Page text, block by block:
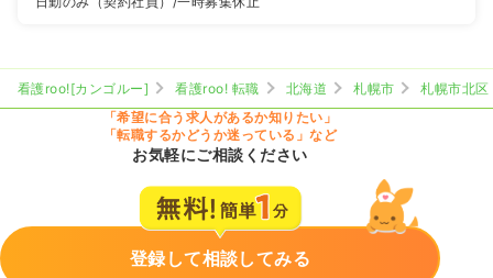
看護roo![カンゴルー] 看護roo! 転職 北海道 札幌市
札幌市北区
「希望に合う求人があるか知りたい」
「転職するかどうか迷っている」など
お気軽にご相談ください
登録して相談してみる